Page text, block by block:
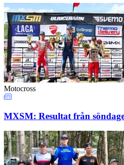
Motocross
MXSM: Resultat från